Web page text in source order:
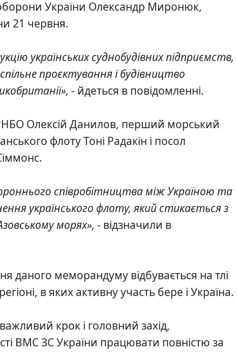
роботу
запрошує на роботу внутрішньо переміщених осіб
вночі згорів пікап
оборони України Олександр Миронюк,
21 червня.
українських суднобудівних підприємств,
проєктування і будівництво
- йдеться в повідомленні.
Олексій Данилов, перший морський
флоту Тоні Радакін і посол
співробітництва між Україною та
українського флоту, який стикається з
морях», - відзначили в
даного меморандуму відбувається на тлі
в яких активну участь бере і Україна.
крок і головний захід,
ВМС ЗС України працювати повністю за